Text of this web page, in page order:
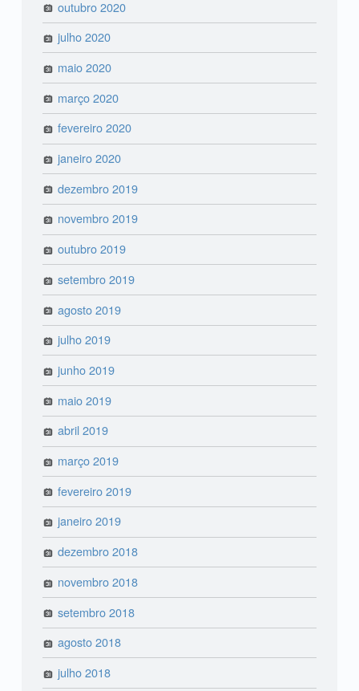
outubro 2020
julho 2020
maio 2020
março 2020
fevereiro 2020
janeiro 2020
dezembro 2019
novembro 2019
outubro 2019
setembro 2019
agosto 2019
julho 2019
junho 2019
maio 2019
abril 2019
março 2019
fevereiro 2019
janeiro 2019
dezembro 2018
novembro 2018
setembro 2018
agosto 2018
julho 2018